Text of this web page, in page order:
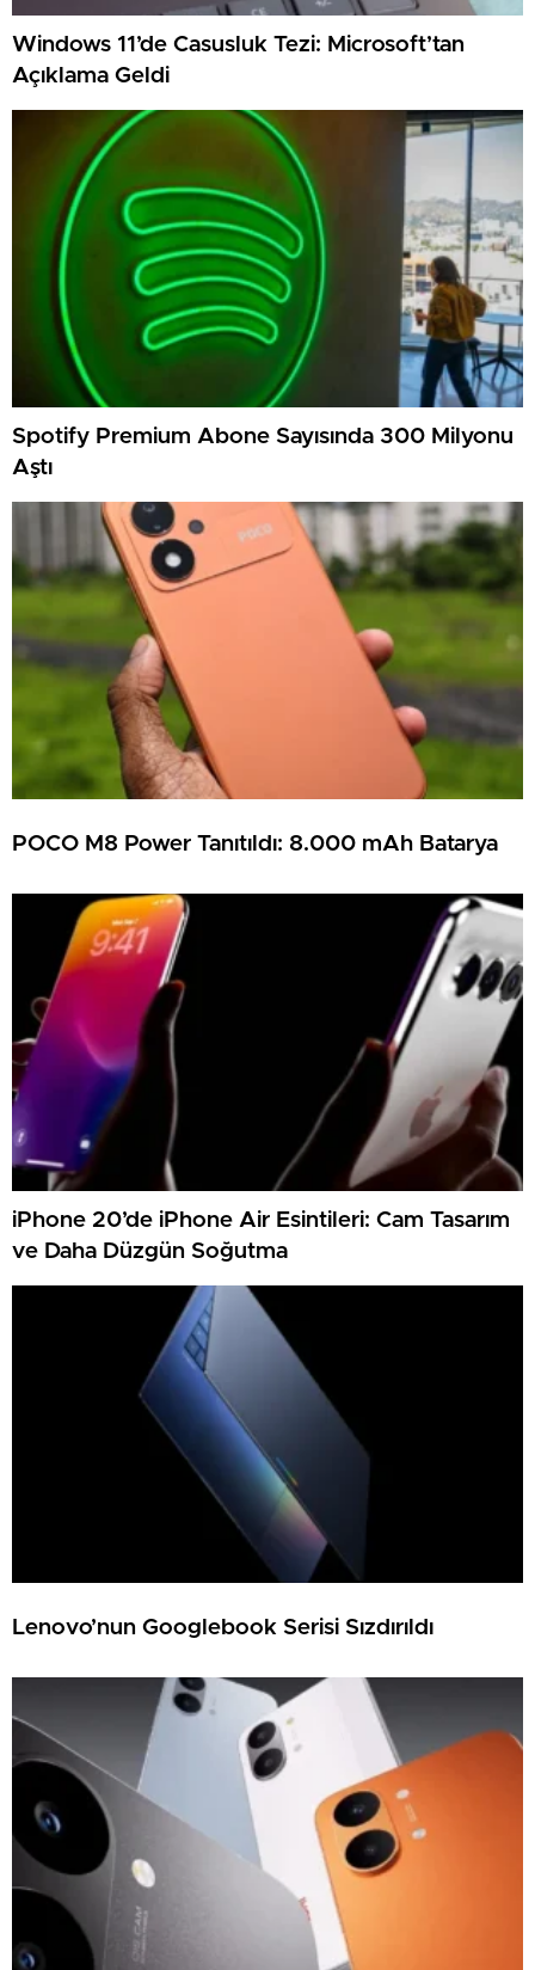
Windows 11’de Casusluk Tezi: Microsoft’tan
Açıklama Geldi
Spotify Premium Abone Sayısında 300 Milyonu
Aştı
POCO M8 Power Tanıtıldı: 8.000 mAh Batarya
iPhone 20’de iPhone Air Esintileri: Cam Tasarım
ve Daha Düzgün Soğutma
Lenovo’nun Googlebook Serisi Sızdırıldı